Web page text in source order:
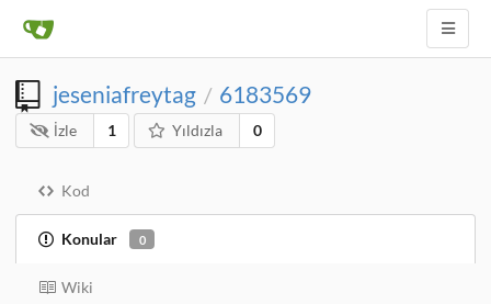
jeseniafreytag / 6183569
İzle 1 Yıldızla 0
Kod
Konular 0
Wiki